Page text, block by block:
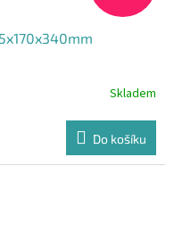
Skladem
Do košíku